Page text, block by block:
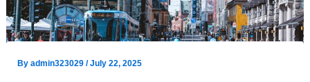
By admin323029 /July 22, 2025